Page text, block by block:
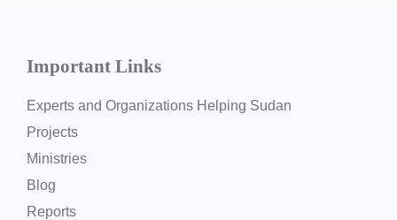
Important Links
Experts and Organizations Helping Sudan
Projects
Ministries
Blog
Reports